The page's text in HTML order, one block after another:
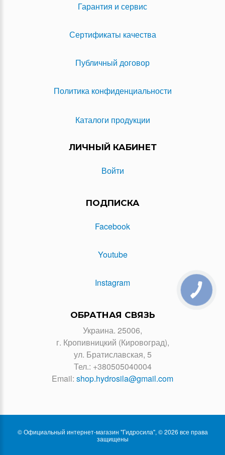
Гарантия и сервис
Сертификаты качества
Публичный договор
Политика конфиденциальности
Каталоги продукции
ЛИЧНЫЙ КАБИНЕТ
Войти
ПОДПИСКА
Facebook
Youtube
Instagram
ОБРАТНАЯ СВЯЗЬ
Украина. 25006,
г. Кропивницкий (Кировоград),
ул. Братиславская, 5
Тел.: +380505040004
Email: shop.hydrosila@gmail.com
© Официальный интернет-магазин "Гидросила", © 2026 все права
защищены